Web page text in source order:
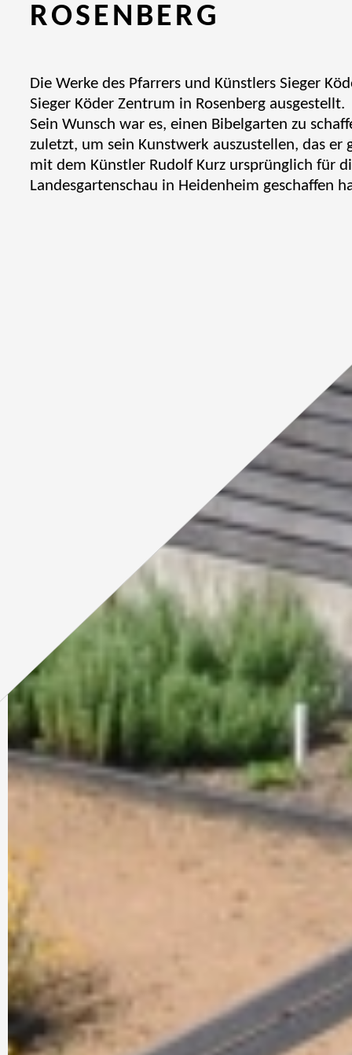
ROSENBERG
Die Werke des Pfarrers und Künstlers Sieger
Sieger Köder Zentrum in Rosenberg ausgestellt.
Sein Wunsch war es, einen Bibelgarten zu
zuletzt, um sein Kunstwerk auszustellen, das er
mit dem Künstler Rudolf Kurz ursprünglich für
Landesgartenschau in Heidenheim geschaffen